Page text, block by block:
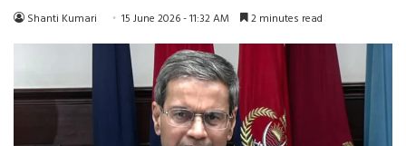
Shanti Kumari 15 June 2026 - 11:32 AM 2 minutes read